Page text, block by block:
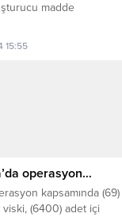
madde
15:55
operasyon…
kapsamında (69)
(6400) adet içi